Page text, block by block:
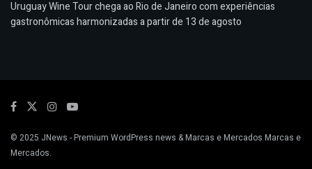
Uruguay Wine Tour chega ao Rio de Janeiro com experiências
gastronômicas harmonizadas a partir de 13 de agosto
© 2025 JNews - Premium WordPress news & Marcas e Mercados Marcas e
Mercados.